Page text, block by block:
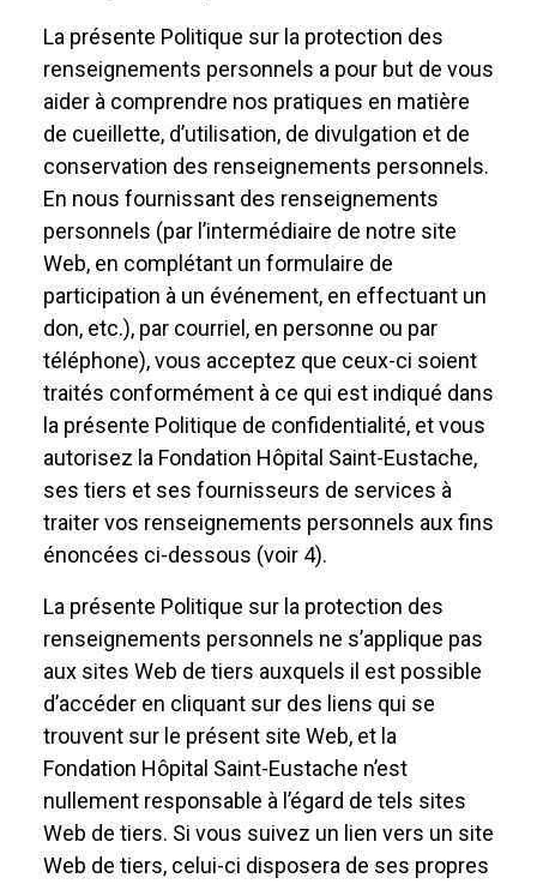
La présente Politique sur la protection des
renseignements personnels a pour but de vous
aider à comprendre nos pratiques en matière
de cueillette, d’utilisation, de divulgation et de
conservation des renseignements personnels.
En nous fournissant des renseignements
personnels (par l’intermédiaire de notre site
Web, en complétant un formulaire de
participation à un événement, en effectuant un
don, etc.), par courriel, en personne ou par
téléphone), vous acceptez que ceux-ci soient
traités conformément à ce qui est indiqué dans
la présente Politique de confidentialité, et vous
autorisez la Fondation Hôpital Saint-Eustache,
ses tiers et ses fournisseurs de services à
traiter vos renseignements personnels aux fins
énoncées ci-dessous (voir 4).
La présente Politique sur la protection des
renseignements personnels ne s’applique pas
aux sites Web de tiers auxquels il est possible
d’accéder en cliquant sur des liens qui se
trouvent sur le présent site Web, et la
Fondation Hôpital Saint-Eustache n’est
nullement responsable à l’égard de tels sites
Web de tiers. Si vous suivez un lien vers un site
Web de tiers, celui-ci disposera de ses propres